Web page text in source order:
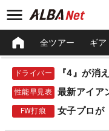
全ツアー ギア
ドライバー
性能早見表 最新アイア
FW打痕 女子プロが